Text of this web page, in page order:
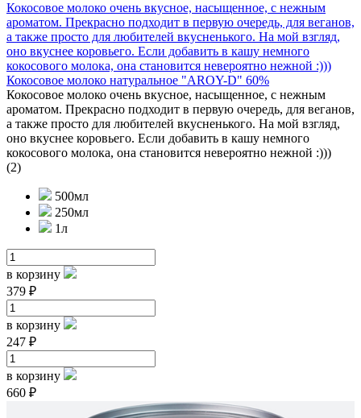
Кокосовое молоко очень вкусное, насыщенное, с нежным
ароматом. Прекрасно подходит в первую очередь, для веганов,
а также просто для любителей вкусненького. На мой взгляд,
оно вкуснее коровьего. Если добавить в кашу немного
кокосового молока, она становится невероятно нежной :)))
Кокосовое молоко натуральное "AROY-D" 60%
Кокосовое молоко очень вкусное, насыщенное, с нежным
ароматом. Прекрасно подходит в первую очередь, для веганов,
а также просто для любителей вкусненького. На мой взгляд,
оно вкуснее коровьего. Если добавить в кашу немного
кокосового молока, она становится невероятно нежной :)))
(2)
500мл
250мл
1л
в корзину
379 ₽
в корзину
247 ₽
в корзину
660 ₽